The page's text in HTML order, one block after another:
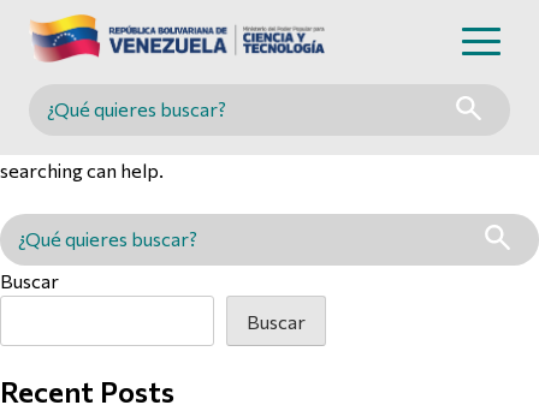
Buscar en MINCYT
searching can help.
Buscar en MINCYT
Buscar
Buscar
Recent Posts